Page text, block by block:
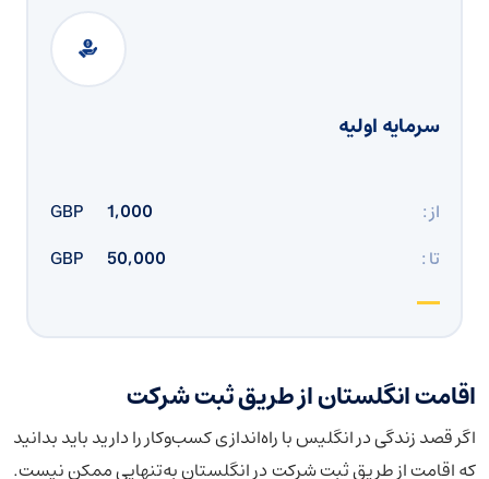
سرمایه اولیه
از : 1,000
GBP
تا :
50,000
GBP
اقامت انگلستان از طریق ثبت شرکت
اگر قصد زندگی در انگلیس با راه‌اندازی کسب‌وکار را دارید باید بدانید
که اقامت از طریق ثبت شرکت در انگلستان به‌تنهایی ممکن نیست.